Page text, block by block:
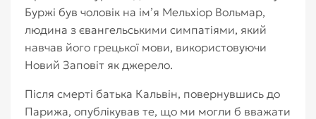
Буржі був чоловік на ім’я Мельхіор Вольмар,
людина з євангельськими симпатіями, який
навчав його грецької мови, використовуючи
Новий Заповіт як джерело.
Після смерті батька Кальвін, повернувшись до
Парижа, опублікував те, що ми могли б вважати